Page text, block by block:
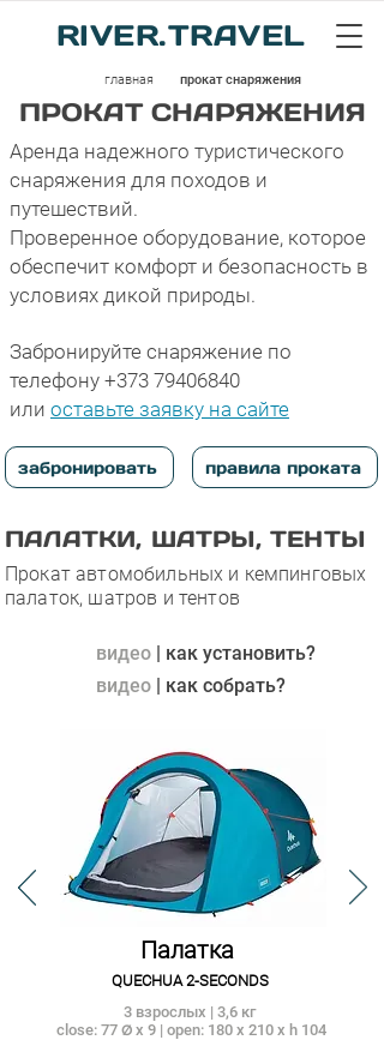
RIVER.TRAVEL
главная прокат снаряжения
ПРОКАТ СНАРЯЖЕНИЯ
Аренда надежного туристического
снаряжения для походов и
путешествий.
Проверенное оборудование, которое
обеспечит комфорт и безопасность в
условиях дикой природы.
Забронируйте снаряжение по
телефону +373 79406840
или оставьте заявку на сайте
забронировать правила проката
ПАЛАТКИ, ШАТРЫ, ТЕНТЫ
Прокат автомобильных и кемпинговых
палаток, шатров и тентов
видео | как установить?
видео | как собрать?
Палатка
QUECHUA 2-SECONDS
3 взрослых | 3,6 кг
close: 77 Øx 9 | open: 180 x 210 x h 104